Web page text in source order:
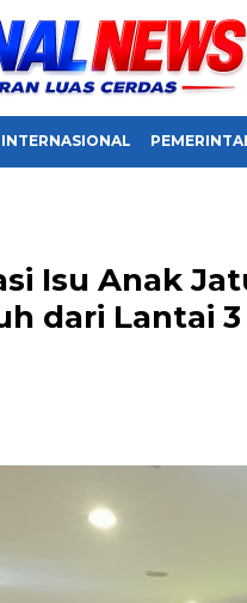
INTERNASIONAL
Isu Anak
dari Lantai 3